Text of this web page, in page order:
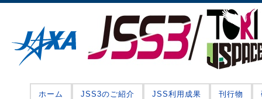
ホーム JSS3のご紹介 JSS利用成果 刊行物